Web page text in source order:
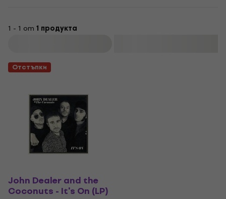
1 - 1 от 1 продукта
Отстъпки
John Dealer and the
Coconuts - It's On (LP)